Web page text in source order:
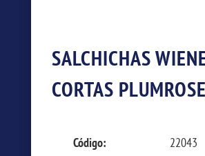
SALCHICHAS
CORTAS PLUMROSE
Código:
22043